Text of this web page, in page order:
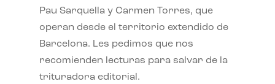
Pau Sarquella y Carmen Torres, que
operan desde el territorio extendido de
Barcelona. Les pedimos que nos
recomienden lecturas para salvar de la
trituradora editorial.